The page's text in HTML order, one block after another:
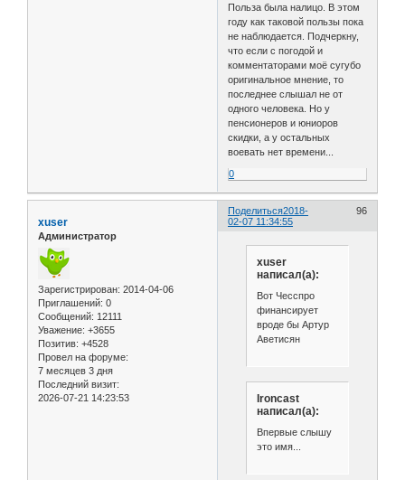
Польза была налицо. В этом
году как таковой пользы пока
не наблюдается. Подчеркну,
что если с погодой и
комментаторами моё сугубо
оригинальное мнение, то
последнее слышал не от
одного человека. Но у
пенсионеров и юниоров
скидки, а у остальных
воевать нет времени...
0
Поделиться 96
2018-
02-07 11:34:55
xuser
Администратор
Зарегистрирован: 2014-04-06
Приглашений: 0
Сообщений: 12111
Уважение: +3655
Позитив: +4528
Провел на форуме:
7 месяцев 3 дня
Последний визит:
2026-07-21 14:23:53
xuser
написал(а):
Вот Чесспро
финансирует
вроде бы Артур
Аветисян
Ironcast
написал(а):
Впервые слышу
это имя...